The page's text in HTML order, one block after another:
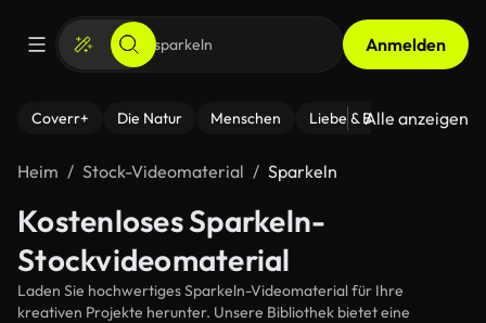
Anmelden
Coverr+ Die Natur Menschen Liebe & Beziehungen
Alle anzeigen
Heim Stock-Videomaterial Sparkeln
Kostenloses Sparkeln-
Stockvideomaterial
Laden Sie hochwertiges Sparkeln-Videomaterial für Ihre
kreativen Projekte herunter. Unsere Bibliothek bietet eine